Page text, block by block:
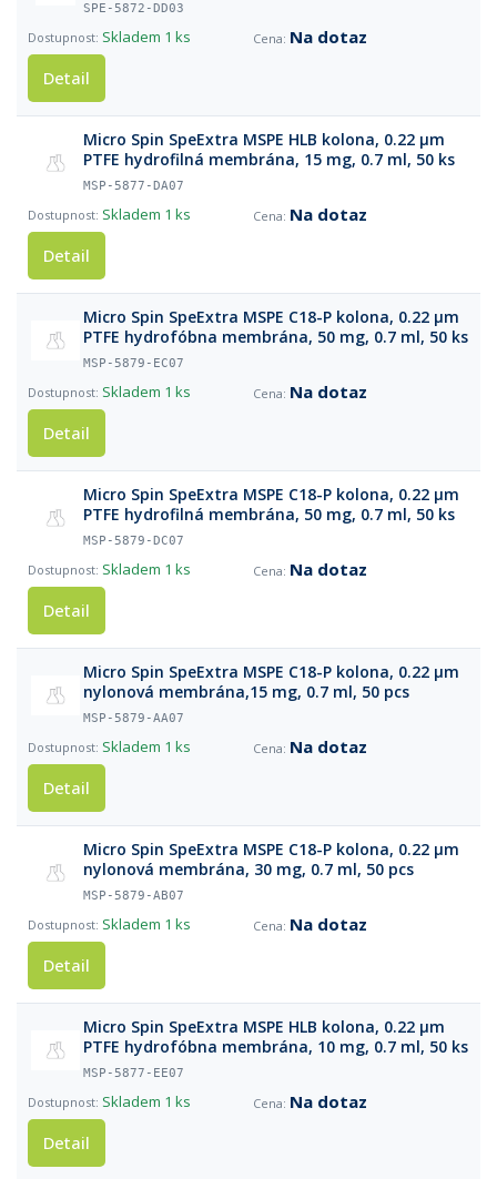
SPE-5872-DD03
Skladem 1 ks
Na dotaz
Detail
Micro Spin SpeExtra MSPE HLB kolona, 0.22 µm
PTFE hydrofilná membrána, 15 mg, 0.7 ml, 50 ks
MSP-5877-DA07
Skladem 1 ks
Na dotaz
Detail
Micro Spin SpeExtra MSPE C18-P kolоna, 0.22 µm
PTFE hydrofóbna membrána, 50 mg, 0.7 ml, 50 ks
MSP-5879-EC07
Skladem 1 ks
Na dotaz
Detail
Micro Spin SpeExtra MSPE C18-P kolоna, 0.22 µm
PTFE hydrofilná membrána, 50 mg, 0.7 ml, 50 ks
MSP-5879-DC07
Skladem 1 ks
Na dotaz
Detail
Micro Spin SpeExtra MSPE C18-P kolona, 0.22 µm
nylonová membrána,15 mg, 0.7 ml, 50 pcs
MSP-5879-AA07
Skladem 1 ks
Na dotaz
Detail
Micro Spin SpeExtra MSPE C18-P kolona, 0.22 µm
nylonová membrána, 30 mg, 0.7 ml, 50 pcs
MSP-5879-AB07
Skladem 1 ks
Na dotaz
Detail
Micro Spin SpeExtra MSPE HLB kolоna, 0.22 µm
PTFE hydrofóbna membrána, 10 mg, 0.7 ml, 50 ks
MSP-5877-EE07
Skladem 1 ks
Na dotaz
Detail